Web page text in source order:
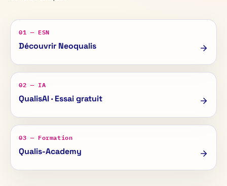
01 — ESN
Découvrir Neoqualis
02 — IA
QualisAI · Essai gratuit
03 — Formation
Qualis-Academy